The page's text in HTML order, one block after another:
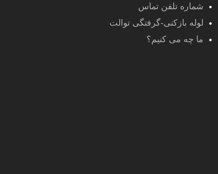
شماره تلفن تماس
لوله بازکنی-گرفتگی توالت
ما چه می کنیم؟